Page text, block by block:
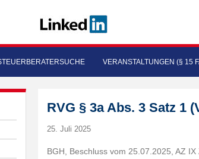
VERANSTALTUNGEN (§ 15
RVG § 3a Abs. 3 Satz 1
25. Juli 2025
BGH, Beschluss vom 25.07.2025, AZ IX